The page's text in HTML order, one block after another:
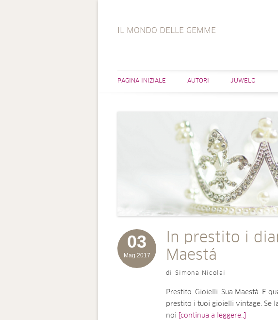
IL MONDO DELLE GEMME
PAGINA INIZIALE AUTORI JUWELO
03
Mag 2017
In prestito i
Maestá
di Simona Nicolai
Prestito. Gioielli. Sua Maestà. E
prestito i tuoi gioielli vintage. Se
noi
[continua a leggere..]